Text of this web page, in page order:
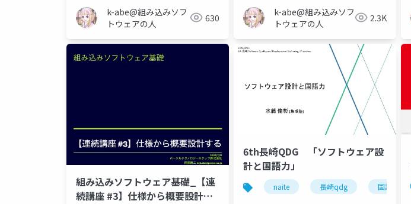
k-abe@組み込みソフ
トウェアの人
630
k-abe@組み込みソフ
トウェアの人
2.3K
組み込みソフトウェア基礎_【連
続講座 #3】仕様から概要設計す
6th長崎QDG 「ソフトウェア設
計と国語力」
naite 長崎qdg 国語力